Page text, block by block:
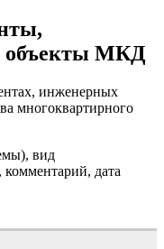
объекты МКД
инженерных
многоквартирного
вид
комментарий, дата